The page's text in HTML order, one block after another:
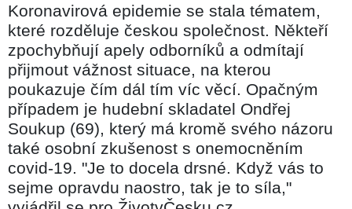
Koronavirová epidemie se stala tématem,
které rozděluje českou společnost. Někteří
zpochybňují apely odborníků a odmítají
přijmout vážnost situace, na kterou
poukazuje čím dál tím víc věcí. Opačným
případem je hudební skladatel Ondřej
Soukup (69), který má kromě svého názoru
také osobní zkušenost s onemocněním
covid-19. "Je to docela drsné. Když vás to
sejme opravdu naostro, tak je to síla,"